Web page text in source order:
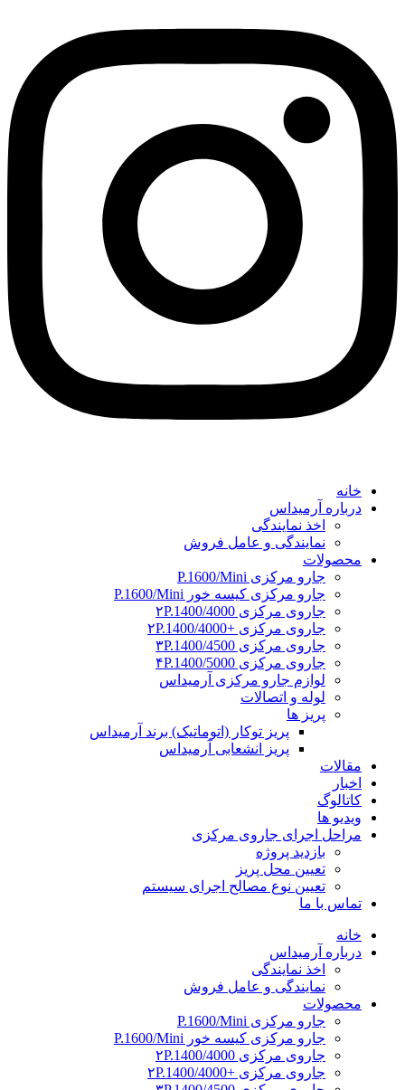
خانه
درباره آرمیداس
اخذ نمایندگی
نمایندگی و عامل فروش
محصولات
جارو مرکزی P.1600/Mini
جارو مرکزی کیسه خور P.1600/Mini
جاروی مرکزی ۲P.1400/4000
جاروی مرکزی +۲P.1400/4000
جاروی مرکزی ۳P.1400/4500
جاروی مرکزی ۴P.1400/5000
لوازم جارو مرکزی آرمیداس
لوله و اتصالات
پریز ها
پریز توکار (اتوماتیک) برند آرمیداس
پریز انشعابی آرمیداس
مقالات
اخبار
کاتالوگ
ویدیو ها
مراحل اجرای جاروی مرکزی
بازدید پروژه
تعیین محل پریز
تعیین نوع مصالح اجرای سیستم
تماس با ما
خانه
درباره آرمیداس
اخذ نمایندگی
نمایندگی و عامل فروش
محصولات
جارو مرکزی P.1600/Mini
جارو مرکزی کیسه خور P.1600/Mini
جاروی مرکزی ۲P.1400/4000
جاروی مرکزی +۲P.1400/4000